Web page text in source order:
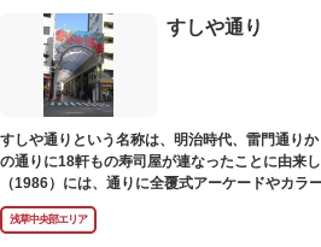
すしや通り
すしや通りという名称は、明治時代、雷門通り
の通りに18軒もの寿司屋が連なったことに由来
（1986）には、通りに全覆式アーケードやカラ
浅草中央部エリア